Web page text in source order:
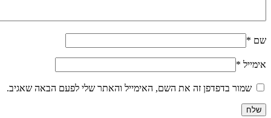
שם *
אימייל *
שמור בדפדפן זה את השם, האימייל והאתר שלי לפעם הבאה שאגיב.